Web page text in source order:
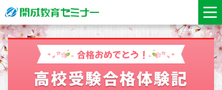
合格おめでとう！
高校受験合格体験記